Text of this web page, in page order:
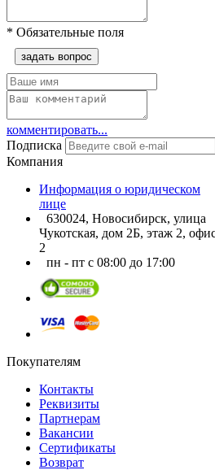
* Обязательные поля
задать вопрос
комментировать...
Подписка
Компания
Информация о юридическом
лице
630024, Новосибирск, улица
Чукотская, дом 2Б, этаж 2,
2
пн - пт с 08:00 до 17:00
Покупателям
Контакты
Реквизиты
Партнерам
Вакансии
Сертификаты
Возврат